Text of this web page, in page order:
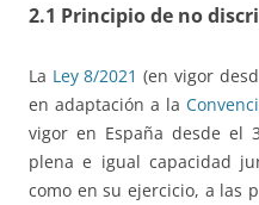
2.1 Principio de no
La Ley 8/2021 (en vigor
en adaptación a la
vigor en España desde el
plena e igual capacidad
como en su ejercicio, a las